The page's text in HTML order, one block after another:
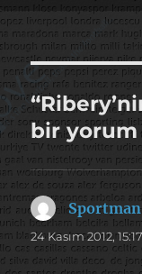
bir yorum
Sportman
24 Kasım 2012, 15:17